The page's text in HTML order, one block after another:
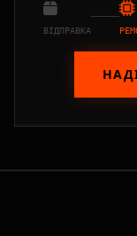
ВІДПРАВКА